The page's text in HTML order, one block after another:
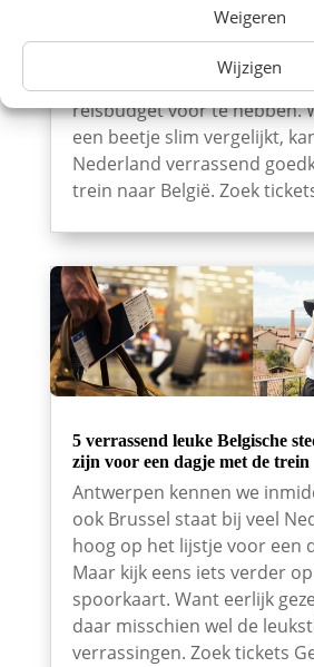
Weigeren
Wijzigen
Even een dagje naar België?
een hotel boeken en er een
maken? Daar hoef je echt
reisbudget voor te hebben.
een beetje slim vergelijkt,
Nederland verrassend
trein naar België. Zoek
5 verrassend leuke Belgische
zijn voor een dagje met de trein
Antwerpen kennen we
ook Brussel staat bij veel
hoog op het lijstje voor een
Maar kijk eens iets verder
spoorkaart. Want eerlijk
daar misschien wel de
verrassingen. Zoek tickets